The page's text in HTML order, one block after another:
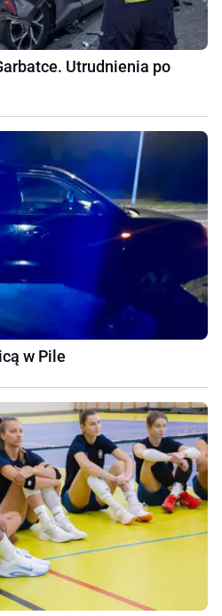
Utrudnienia po
w Pile